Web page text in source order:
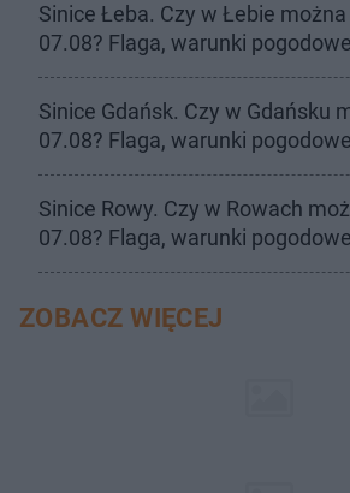
Sinice Łeba. Czy w Łebie
07.08? Flaga, warunki pogodowe
Sinice Gdańsk. Czy w Gdańsku
07.08? Flaga, warunki pogodowe
Sinice Rowy. Czy w Rowach
07.08? Flaga, warunki pogodowe
ZOBACZ WIĘCEJ